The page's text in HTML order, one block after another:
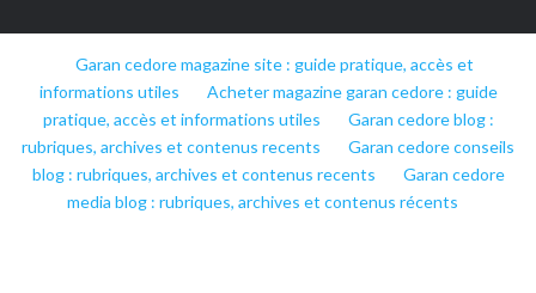
Garan cedore magazine site : guide pratique, accès et
informations utiles
Acheter magazine garan cedore : guide
pratique, accès et informations utiles
Garan cedore blog :
rubriques, archives et contenus recents
Garan cedore conseils
blog : rubriques, archives et contenus recents
Garan cedore
media blog : rubriques, archives et contenus récents